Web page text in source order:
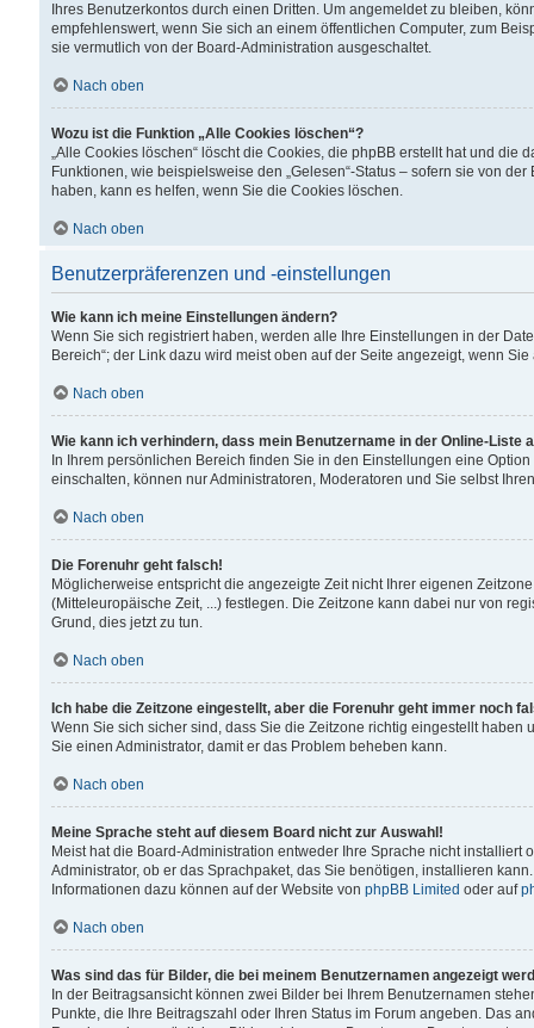
Ihres Benutzerkontos durch einen Dritten. Um angemeldet zu bleiben,
empfehlenswert, wenn Sie sich an einem öffentlichen Computer, zum
sie vermutlich von der Board-Administration ausgeschaltet.
Nach oben
Wozu ist die Funktion „Alle Cookies löschen“?
„Alle Cookies löschen“ löscht die Cookies, die phpBB erstellt hat und
Funktionen, wie beispielsweise den „Gelesen“-Status – sofern sie von
haben, kann es helfen, wenn Sie die Cookies löschen.
Nach oben
Benutzerpräferenzen und -einstellungen
Wie kann ich meine Einstellungen ändern?
Wenn Sie sich registriert haben, werden alle Ihre Einstellungen in der
Bereich“; der Link dazu wird meist oben auf der Seite angezeigt, wenn
Nach oben
Wie kann ich verhindern, dass mein Benutzername in der Online-Liste
In Ihrem persönlichen Bereich finden Sie in den Einstellungen eine
einschalten, können nur Administratoren, Moderatoren und Sie selbst
Nach oben
Die Forenuhr geht falsch!
Möglicherweise entspricht die angezeigte Zeit nicht Ihrer eigenen
(Mitteleuropäische Zeit, ...) festlegen. Die Zeitzone kann dabei nur von
Grund, dies jetzt zu tun.
Nach oben
Ich habe die Zeitzone eingestellt, aber die Forenuhr geht immer noch
Wenn Sie sich sicher sind, dass Sie die Zeitzone richtig eingestellt
Sie einen Administrator, damit er das Problem beheben kann.
Nach oben
Meine Sprache steht auf diesem Board nicht zur Auswahl!
Meist hat die Board-Administration entweder Ihre Sprache nicht
Administrator, ob er das Sprachpaket, das Sie benötigen, installieren
Informationen dazu können auf der Website von phpBB Limited oder auf
Nach oben
Was sind das für Bilder, die bei meinem Benutzernamen angezeigt
In der Beitragsansicht können zwei Bilder bei Ihrem Benutzernamen
Punkte, die Ihre Beitragszahl oder Ihren Status im Forum angeben. Das